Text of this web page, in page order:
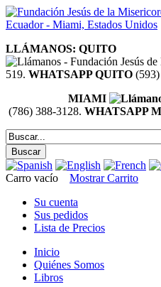
LLÁMANOS: QUITO
519. WHATSAPP QUITO
MIAMI
(786) 388-3128. WHATSAPP
Carro vacío
Mostrar Carrito
Su cuenta
Sus pedidos
Lista de Precios
Inicio
Quiénes Somos
Libros